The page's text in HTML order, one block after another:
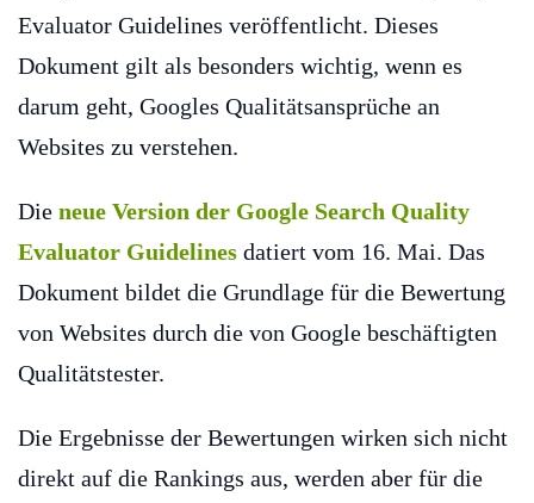
Evaluator Guidelines veröffentlicht. Dieses
Dokument gilt als besonders wichtig, wenn es
darum geht, Googles Qualitätsansprüche an
Websites zu verstehen.
Die neue Version der Google Search Quality
Evaluator Guidelines datiert vom 16. Mai. Das
Dokument bildet die Grundlage für die Bewertung
von Websites durch die von Google beschäftigten
Qualitätstester.
Die Ergebnisse der Bewertungen wirken sich nicht
direkt auf die Rankings aus, werden aber für die